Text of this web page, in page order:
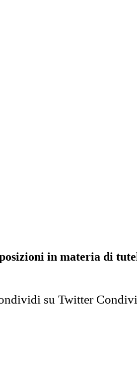
in materia di
su Twitter